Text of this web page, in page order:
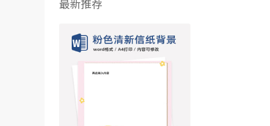
最新推荐